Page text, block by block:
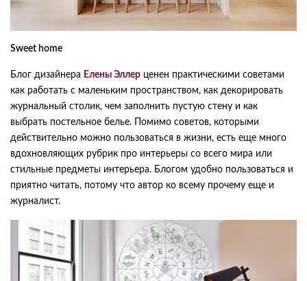
Sweet home
Блог дизайнера Елены Эллер ценен практическими советами
как работать с маленьким пространством, как декорировать
журнальный столик, чем заполнить пустую стену и как
выбрать постельное белье. Помимо советов, которыми
действительно можно пользоваться в жизни, есть еще много
вдохновляющих рубрик про интерьеры со всего мира или
стильные предметы интерьера. Блогом удобно пользоваться и
приятно читать, потому что автор ко всему прочему еще и
журналист.